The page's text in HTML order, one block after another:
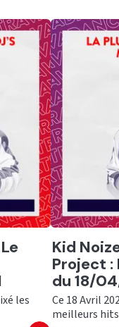
les
Ecouter
Kid
Project :
du 18/
Ce 18 Avril
meilleurs hits